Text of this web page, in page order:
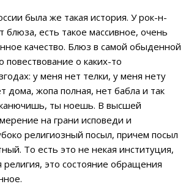
была же такая история. У рок-н-
блюза, есть такое массивное, очень
качество. Блюз в самой обыденной
о каких-то
у меня нет телки, у меня нету
дома, жопа полная, нет бабла и так
ты ноешь. В высшей
на грани исповеди и
религиозный посыл, причем посыл
То есть это не некая институция,
религия, это состояние обращения